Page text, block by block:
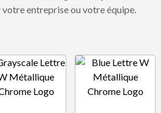
entreprise ou votre équipe.